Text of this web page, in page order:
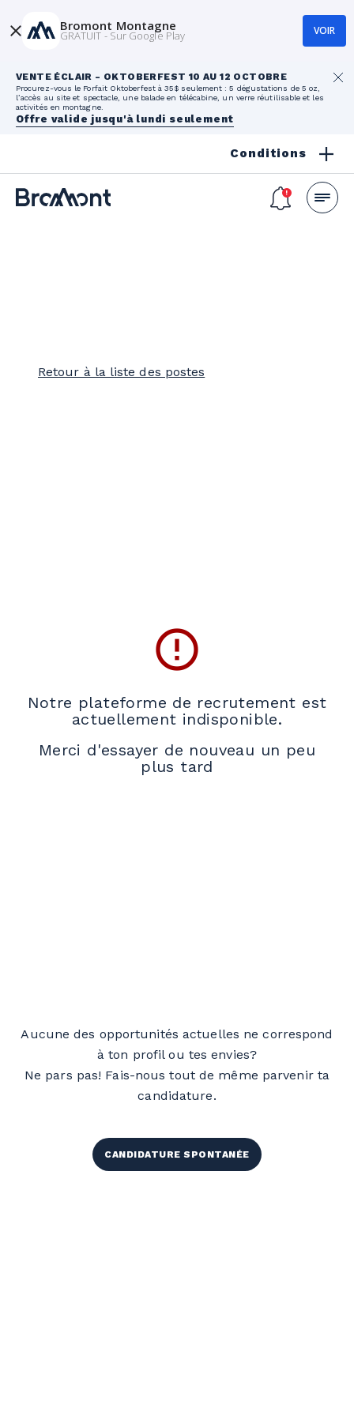
VENTE ÉCLAIR - OKTOBERFEST 10 AU 12 OCTOBRE
Procurez-vous le Forfait Oktoberfest à 35$ seulement : 5 dégustations de 5 oz,
l’accès au site et spectacle, une balade en télécabine, un verre réutilisable et les
activités en montagne.
Offre valide jusqu'à lundi seulement
Conditions
Retour à la liste des postes
error_outline
Notre plateforme de recrutement est
actuellement indisponible.
Merci d'essayer de nouveau un peu
plus tard
Aucune des opportunités actuelles ne correspond
à ton profil ou tes envies?
Ne pars pas! Fais-nous tout de même parvenir ta
candidature.
CANDIDATURE SPONTANÉE
Bromont Montagne
GRATUIT - Sur Google Play VOIR